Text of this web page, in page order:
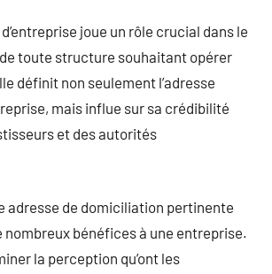
joue un rôle crucial dans le
toute structure souhaitant opérer
définit non seulement l’adresse
mais influe sur sa crédibilité
et des autorités
adresse de domiciliation pertinente
nombreux bénéfices à une entreprise.
la perception qu’ont les